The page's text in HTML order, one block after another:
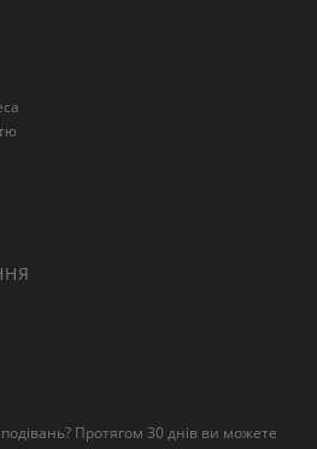
Протягом 30 днів ви можете